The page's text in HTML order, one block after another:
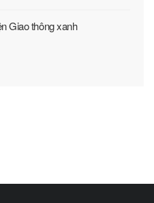
Giao thông xanh